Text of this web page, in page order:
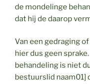
de mondelinge
dat hij de daarop
Van een gedraging
hier dus geen
behandeling is niet
bestuurslid naam01]